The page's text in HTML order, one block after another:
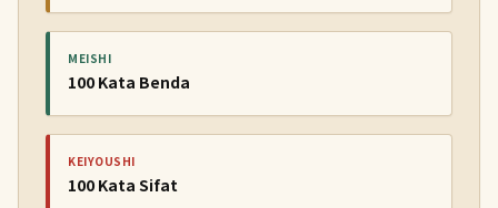
MEISHI
100 Kata Benda
KEIYOUSHI
100 Kata Sifat